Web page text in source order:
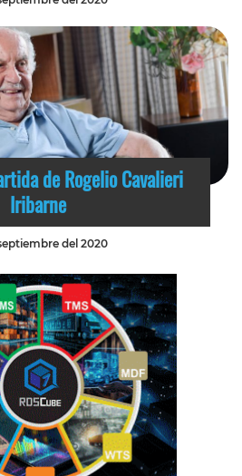
de Rogelio Cavalieri
Iribarne
del 2020